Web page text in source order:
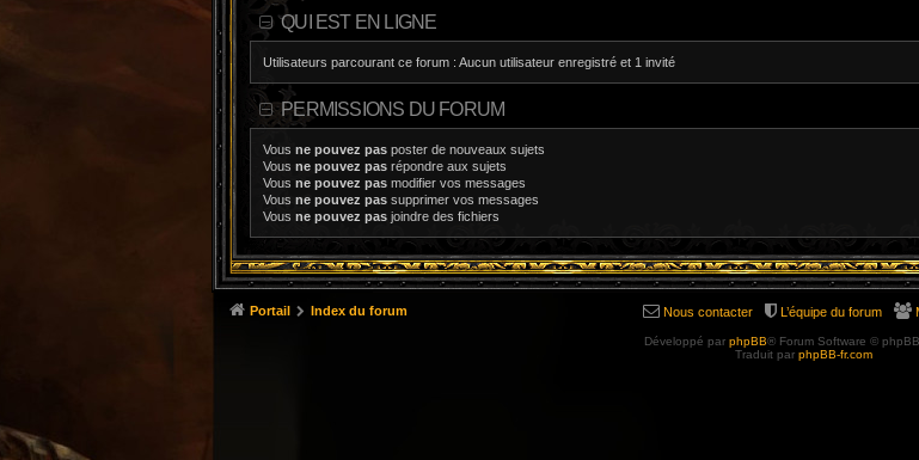
QUI EST EN LIGNE
Utilisateurs parcourant ce forum : Aucun utilisateur enregistré et 1 invité
PERMISSIONS DU FORUM
Vous ne pouvez pas poster de nouveaux sujets
Vous ne pouvez pas répondre aux sujets
Vous ne pouvez pas modifier vos messages
Vous ne pouvez pas supprimer vos messages
Vous ne pouvez pas joindre des fichiers
Portail Index du forum L’équipe du forum
Nous contacter
Développé par phpBB® Forum Software ©
Traduit par phpBB-fr.com